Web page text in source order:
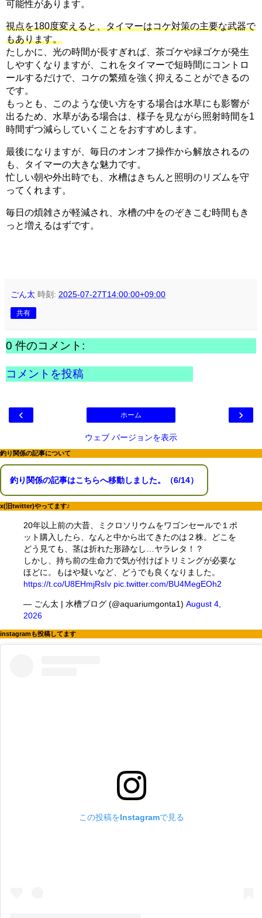
可能性があります。
視点を180度変えると、タイマーはコケ対策の主要な武器で
もあります。
たしかに、光の時間が長すぎれば、茶ゴケや緑ゴケが発生
しやすくなりますが、これをタイマーで短時間にコントロ
ールするだけで、コケの繁殖を強く抑えることができるの
です。
もっとも、このような使い方をする場合は水草にも影響が
出るため、水草がある場合は、様子を見ながら照射時間を1
時間ずつ減らしていくことをおすすめします。
最後になりますが、毎日のオンオフ操作から解放されるの
も、タイマーの大きな魅力です。
忙しい朝や外出時でも、水槽はきちんと照明のリズムを守
ってくれます。
毎日の煩雑さが軽減され、水槽の中をのぞきこむ時間もき
っと増えるはずです。
ごん太 時刻: 2025-07-27T14:00:00+09:00
共有
0 件のコメント:
コメントを投稿
‹ ›
ホーム
ウェブ バージョンを表示
釣り関係の記事について
釣り関係の記事はこちらへ移動しました。（6/14）
x(旧twitter)やってます♪
20年以上前の大昔、ミクロソリウムをワゴンセールで１ポ
ット購入したら、なんと中から出てきたのは２株。どこを
どう見ても、茎は折れた形跡なし…ヤラレタ！？
しかし、持ち前の生命力で気が付けばトリミングが必要な
ほどに。もはや疑いなど、どうでも良くなりました。
https://t.co/U8EHmjRsIv pic.twitter.com/BU4MegEOh2
— ごん太 | 水槽ブログ (@aquariumgonta1) August 4,
2026
instagramも投稿してます
この投稿をInstagramで見る